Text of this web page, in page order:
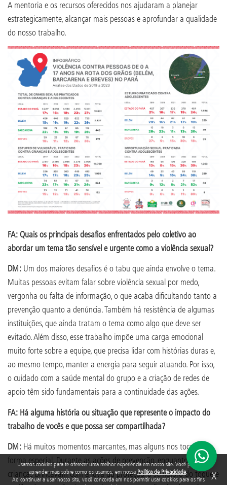
Usamos cookies para te oferecer uma melhor experiência em nosso site. Você pode
aprender mais sobre como os usamos, em nossaPolítica de Privacidade.
Ao continuar a usar nosso site, você concorda em nos permitir usar cookies para os fins
X
A mentoria e os recursos oferecidos nos ajudaram a planejar
estrategicamente, alcançar mais pessoas e aprofundar a qualidade
do nosso trabalho.
FA: Quais os principais desafios enfrentados pelo coletivo ao
abordar um tema tão sensível e urgente como a violência sexual?
DM: Um dos maiores desafios é o tabu que ainda envolve o tema.
Muitas pessoas evitam falar sobre violência sexual por medo,
vergonha ou falta de informação, o que acaba dificultando tanto a
prevenção quanto a denúncia. Também há resistência de algumas
instituições, que ainda tratam o tema como algo que deve ser
evitado. Além disso, esse trabalho impõe uma carga emocional
muito forte sobre a equipe, que precisa lidar com histórias duras e,
ao mesmo tempo, manter a energia para seguir atuando. Por isso,
o cuidado com a saúde mental do grupo e a criação de redes de
apoio têm sido fundamentais para a continuidade das ações.
FA: Há alguma história ou situação que represente o impacto do
trabalho de vocês e que possa ser compartilhada?
DM: Há muitos momentos marcantes, mas alguns nos tocam de
forma especial. Durante as ações de prevenção, enquanto as
crianças brincavam com a luva da proteção, o semáforo do toque e